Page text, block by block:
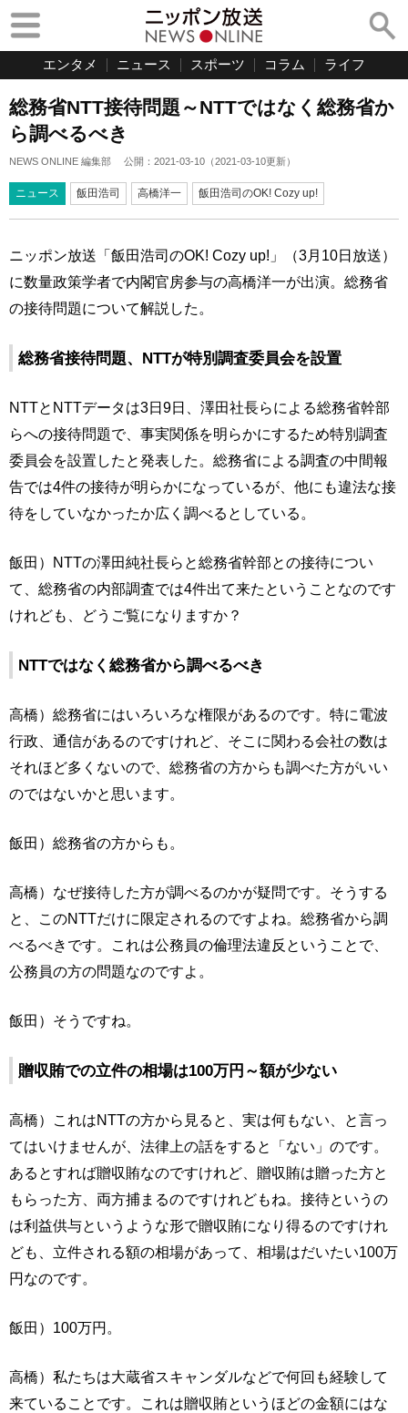
エンタメ ニュース スポーツ コラム ライフ
総務省NTT接待問題～NTTではなく総務省か
ら調べるべき
NEWS ONLINE 編集部 公開： 2021-03-10 （2021-03-10更新）
ニュース 飯田浩司 高橋洋一 飯田浩司のOK! Cozy up!
ニッポン放送「飯田浩司のOK! Cozy up!」（3月10日放送）
に数量政策学者で内閣官房参与の高橋洋一が出演。総務省
の接待問題について解説した。
総務省接待問題、NTTが特別調査委員会を設置
NTTとNTTデータは3日9日、澤田社長らによる総務省幹部
らへの接待問題で、事実関係を明らかにするため特別調査
委員会を設置したと発表した。総務省による調査の中間報
告では4件の接待が明らかになっているが、他にも違法な接
待をしていなかったか広く調べるとしている。
飯田）NTTの澤田純社長らと総務省幹部との接待につい
て、総務省の内部調査では4件出て来たということなのです
けれども、どうご覧になりますか？
NTTではなく総務省から調べるべき
高橋）総務省にはいろいろな権限があるのです。特に電波
行政、通信があるのですけれど、そこに関わる会社の数は
それほど多くないので、総務省の方からも調べた方がいい
のではないかと思います。
飯田）総務省の方からも。
高橋）なぜ接待した方が調べるのかが疑問です。そうする
と、このNTTだけに限定されるのですよね。総務省から調
べるべきです。これは公務員の倫理法違反ということで、
公務員の方の問題なのですよ。
飯田）そうですね。
贈収賄での立件の相場は100万円～額が少ない
高橋）これはNTTの方から見ると、実は何もない、と言っ
てはいけませんが、法律上の話をすると「ない」のです。
あるとすれば贈収賄なのですけれど、贈収賄は贈った方と
もらった方、両方捕まるのですけれどもね。接待というの
は利益供与というような形で贈収賄になり得るのですけれ
ども、立件される額の相場があって、相場はだいたい100万
円なのです。
飯田）100万円。
高橋）私たちは大蔵省スキャンダルなどで何回も経験して
来ていることです。これは贈収賄というほどの金額にはな